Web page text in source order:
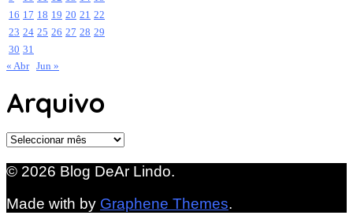
16 17 18 19 20 21 22
23 24 25 26 27 28 29
30 31
« Abr Jun »
Arquivo
Arquivo
© 2026 Blog DeAr Lindo.
Made with by Graphene Themes.